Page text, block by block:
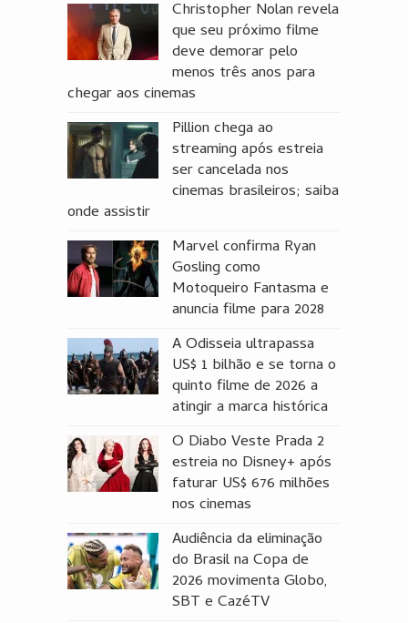
Christopher Nolan revela
que seu próximo filme
deve demorar pelo
menos três anos para
chegar aos cinemas
Pillion chega ao
streaming após estreia
ser cancelada nos
cinemas brasileiros; saiba
onde assistir
Marvel confirma Ryan
Gosling como
Motoqueiro Fantasma e
anuncia filme para 2028
A Odisseia ultrapassa
US$ 1 bilhão e se torna o
quinto filme de 2026 a
atingir a marca histórica
O Diabo Veste Prada 2
estreia no Disney+ após
faturar US$ 676 milhões
nos cinemas
Audiência da eliminação
do Brasil na Copa de
2026 movimenta Globo,
SBT e CazéTV